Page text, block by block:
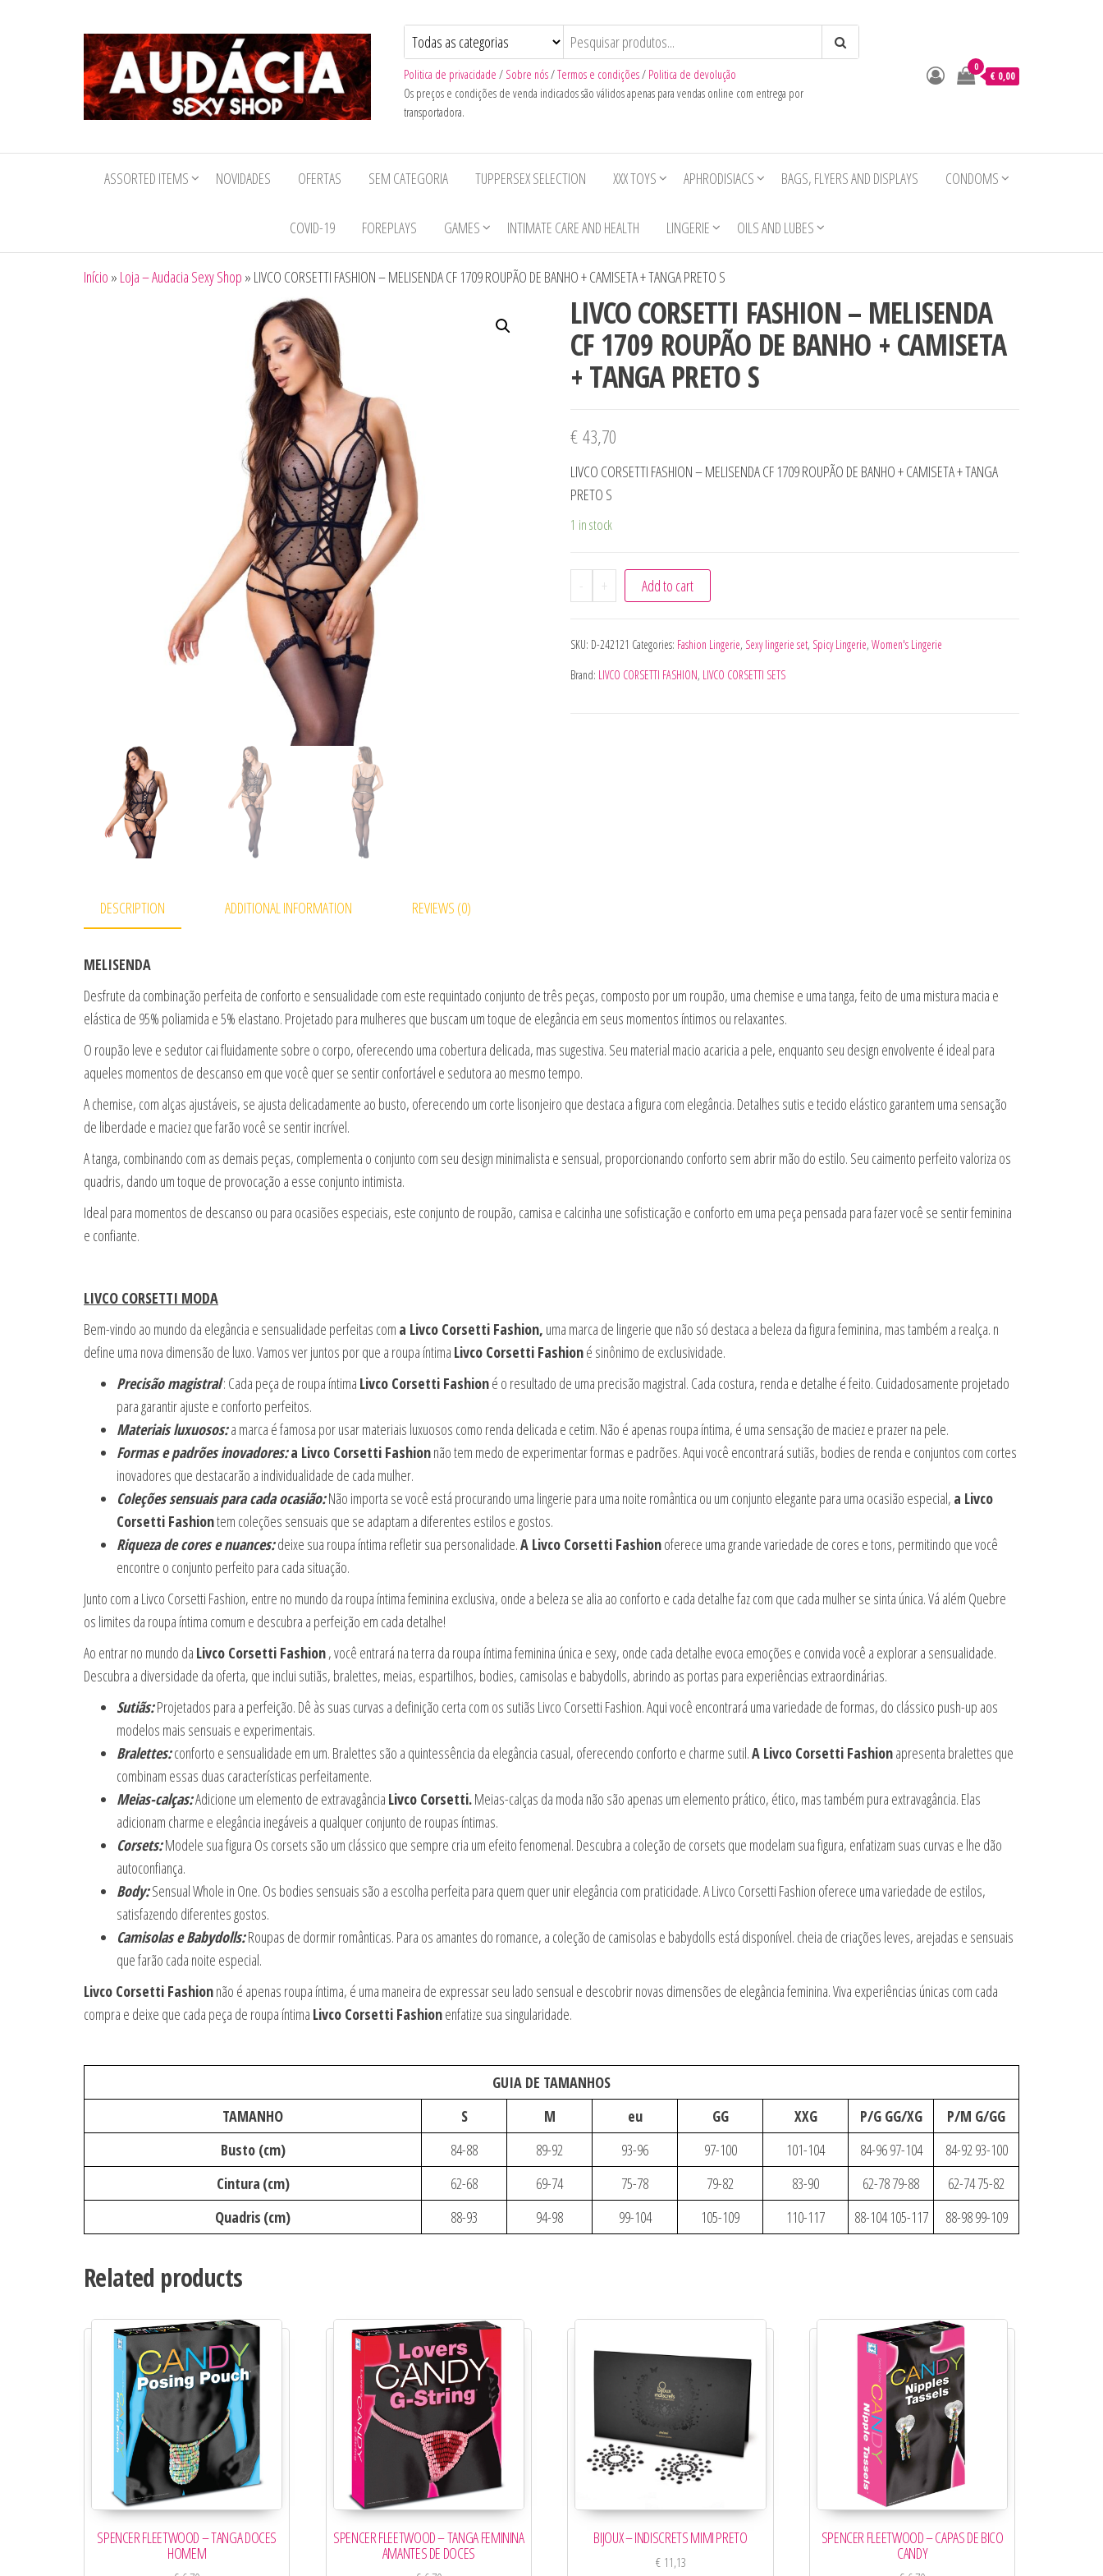
Sexy
Shop
Politica de privacidade / Sobre nós/Termos e condições/ Politica de devolução
Os preços e condições de venda indicados são válidos apenas para vendas online com entrega por
transportadora.
0
€ 0,00
ASSORTED ITEMS NOVIDADES OFERTAS SEM CATEGORIA TUPPERSEX SELECTION XXX TOYS APHRODISIACS BAGS, FLYERS AND DISPLAYS CONDOMS
COVID-19 FOREPLAYS GAMES INTIMATE CARE AND HEALTH LINGERIE OILS AND LUBES
Início » Loja – Audacia Sexy Shop » LIVCO CORSETTI FASHION – MELISENDA CF 1709 ROUPÃO DE BANHO + CAMISETA + TANGA PRETO S
LIVCO CORSETTI FASHION – MELISENDA
CF 1709 ROUPÃO DE BANHO + CAMISETA
+ TANGA PRETO S
€43,70
LIVCO CORSETTI FASHION – MELISENDA CF 1709 ROUPÃO DE BANHO + CAMISETA + TANGA
PRETO S
1 in stock
- + Add to cart
SKU: D-242121 Categories: Fashion Lingerie, Sexy lingerie set, Spicy Lingerie, Women's Lingerie
Brand: LIVCO CORSETTI FASHION, LIVCO CORSETTI SETS
DESCRIPTION ADDITIONAL INFORMATION REVIEWS (0)
MELISENDA
Desfrute da combinação perfeita de conforto e sensualidade com este requintado conjunto de três peças, composto por um roupão, uma chemise e uma tanga, feito de uma mistura macia e
elástica de 95% poliamida e 5% elastano. Projetado para mulheres que buscam um toque de elegância em seus momentos íntimos ou relaxantes.
O roupão leve e sedutor cai fluidamente sobre o corpo, oferecendo uma cobertura delicada, mas sugestiva. Seu material macio acaricia a pele, enquanto seu design envolvente é ideal para
aqueles momentos de descanso em que você quer se sentir confortável e sedutora ao mesmo tempo.
A chemise, com alças ajustáveis, se ajusta delicadamente ao busto, oferecendo um corte lisonjeiro que destaca a figura com elegância. Detalhes sutis e tecido elástico garantem uma sensação
de liberdade e maciez que farão você se sentir incrível.
A tanga, combinando com as demais peças, complementa o conjunto com seu design minimalista e sensual, proporcionando conforto sem abrir mão do estilo. Seu caimento perfeito valoriza os
quadris, dando um toque de provocação a esse conjunto intimista.
Ideal para momentos de descanso ou para ocasiões especiais, este conjunto de roupão, camisa e calcinha une sofisticação e conforto em uma peça pensada para fazer você se sentir feminina
e confiante.
LIVCO CORSETTI MODA
Bem-vindo ao mundo da elegância e sensualidade perfeitas com a Livco Corsetti Fashion, uma marca de lingerie que não só destaca a beleza da figura feminina, mas também a realça. n
define uma nova dimensão de luxo. Vamos ver juntos por que a roupa íntima Livco Corsetti Fashioné sinônimo de exclusividade.
Precisão magistral: Cada peça de roupa íntima Livco Corsetti Fashioné o resultado de uma precisão magistral. Cada costura, renda e detalhe é feito. Cuidadosamente projetado
para garantir ajuste e conforto perfeitos.
Materiais luxuosos:a marca é famosa por usar materiais luxuosos como renda delicada e cetim. Não é apenas roupa íntima, é uma sensação de maciez e prazer na pele.
Formas e padrões inovadores:a Livco Corsetti Fashionnão tem medo de experimentar formas e padrões. Aqui você encontrará sutiãs, bodies de renda e conjuntos com cortes
inovadores que destacarão a individualidade de cada mulher.
Coleções sensuais para cada ocasião:Não importa se você está procurando uma lingerie para uma noite romântica ou um conjunto elegante para uma ocasião especial, a Livco
Corsetti Fashiontem coleções sensuais que se adaptam a diferentes estilos e gostos.
Riqueza de cores e nuances:deixe sua roupa íntima refletir sua personalidade.A Livco Corsetti Fashionoferece uma grande variedade de cores e tons, permitindo que você
encontre o conjunto perfeito para cada situação.
Junto com a Livco Corsetti Fashion, entre no mundo da roupa íntima feminina exclusiva, onde a beleza se alia ao conforto e cada detalhe faz com que cada mulher se sinta única. Vá além Quebre
os limites da roupa íntima comum e descubra a perfeição em cada detalhe!
Ao entrar no mundo da Livco Corsetti Fashion, você entrará na terra da roupa íntima feminina única e sexy, onde cada detalhe evoca emoções e convida você a explorar a sensualidade.
Descubra a diversidade da oferta, que inclui sutiãs, bralettes, meias, espartilhos, bodies, camisolas e babydolls, abrindo as portas para experiências extraordinárias.
Sutiãs:Projetados para a perfeição. Dê às suas curvas a definição certa com os sutiãs Livco Corsetti Fashion. Aqui você encontrará uma variedade de formas, do clássico push-up aos
modelos mais sensuais e experimentais.
Bralettes:conforto e sensualidade em um. Bralettes são a quintessência da elegância casual, oferecendo conforto e charme sutil.A Livco Corsetti Fashionapresenta bralettes que
combinam essas duas características perfeitamente.
Meias-calças:Adicione um elemento de extravagância Livco Corsetti.Meias-calças da moda não são apenas um elemento prático, ético, mas também pura extravagância. Elas
adicionam charme e elegância inegáveis a qualquer conjunto de roupas íntimas.
Corsets:Modele sua figura Os corsets são um clássico que sempre cria um efeito fenomenal. Descubra a coleção de corsets que modelam sua figura, enfatizam suas curvas e lhe dão
autoconfiança.
Body:Sensual Whole in One. Os bodies sensuais são a escolha perfeita para quem quer unir elegância com praticidade. A Livco Corsetti Fashion oferece uma variedade de estilos,
satisfazendo diferentes gostos.
Camisolas e Babydolls:Roupas de dormir românticas. Para os amantes do romance, a coleção de camisolas e babydolls está disponível. cheia de criações leves, arejadas e sensuais
que farão cada noite especial.
Livco Corsetti Fashionnão é apenas roupa íntima, é uma maneira de expressar seu lado sensual e descobrir novas dimensões de elegância feminina. Viva experiências únicas com cada
compra e deixe que cada peça de roupa íntima Livco Corsetti Fashionenfatize sua singularidade.
GUIA DE TAMANHOS
TAMANHO
S M eu GG XXG P/G GG/XG
P/M G/GG
Busto (cm)
84-88 89-92 93-96 97-100 101-104 84-96 97-104
84-92 93-100
Cintura (cm) 62-68 69-74 75-78 79-82 83-90 62-78 79-88
62-74 75-82
Quadris (cm) 88-93 94-98 99-104 105-109 110-117 88-104 105-117 88-98 99-109
Related products
SPENCER FLEETWOOD – TANGA DOCES
HOMEM
SPENCER FLEETWOOD – TANGA FEMININA
AMANTES DE DOCES
BIJOUX – INDISCRETS MIMI PRETO
€11,13
SPENCER FLEETWOOD – CAPAS DE BICO
CANDY